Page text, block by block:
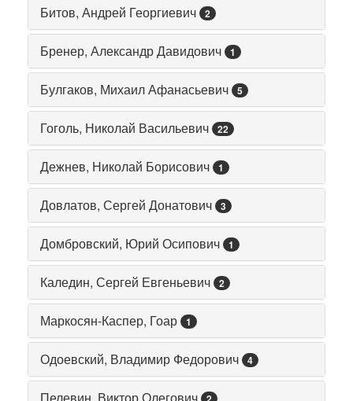
Битов, Андрей Георгиевич 2
Бренер, Александр Давидович 1
Булгаков, Михаил Афанасьевич 5
Гоголь, Николай Васильевич 22
Дежнев, Николай Борисович 1
Довлатов, Сергей Донатович 3
Домбровский, Юрий Осипович 1
Каледин, Сергей Евгеньевич 2
Маркосян-Каспер, Гоар 1
Одоевский, Владимир Федорович 4
Пелевин, Виктор Олегович